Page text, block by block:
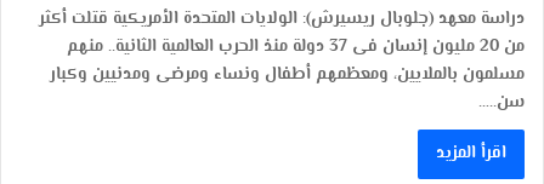
دراسة معهد (جلوبال ريسيرش): الولايات المتحدة الأمريكية قتلت أكثر
من 20 مليون إنسان فى 37 دولة منذ الحرب العالمية الثانية.. منهم
مسلمون بالملايين، ومعظمهم أطفال ونساء ومرضى ومدنيين وكبار
سن..…
اقرأ المزيد